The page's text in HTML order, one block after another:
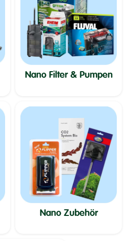
Nano Filter & Pumpen
Nano Zubehör